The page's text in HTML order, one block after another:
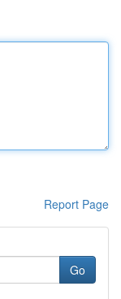
Report Page
Go